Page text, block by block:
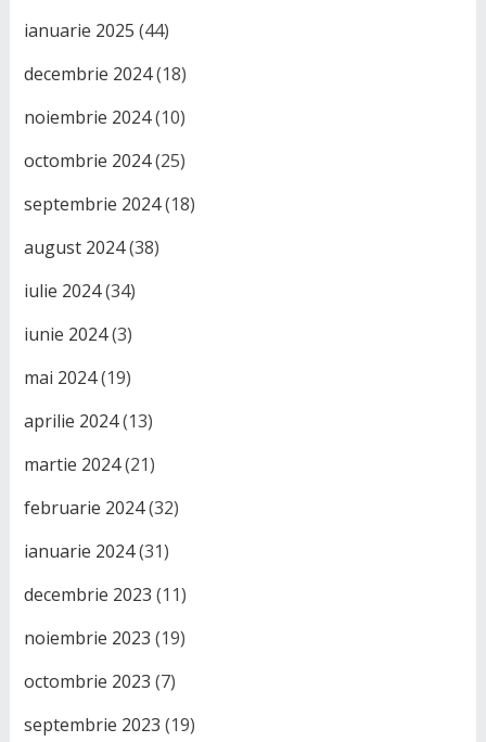
ianuarie 2025 (44)
decembrie 2024(18)
noiembrie 2024(10)
octombrie 2024(25)
septembrie 2024(18)
august 2024(38)
iulie 2024(34)
iunie 2024(3)
mai 2024(19)
aprilie 2024(13)
martie 2024(21)
februarie 2024(32)
ianuarie 2024(31)
decembrie 2023 (11)
noiembrie 2023 (19)
octombrie 2023 (7)
septembrie 2023 (19)